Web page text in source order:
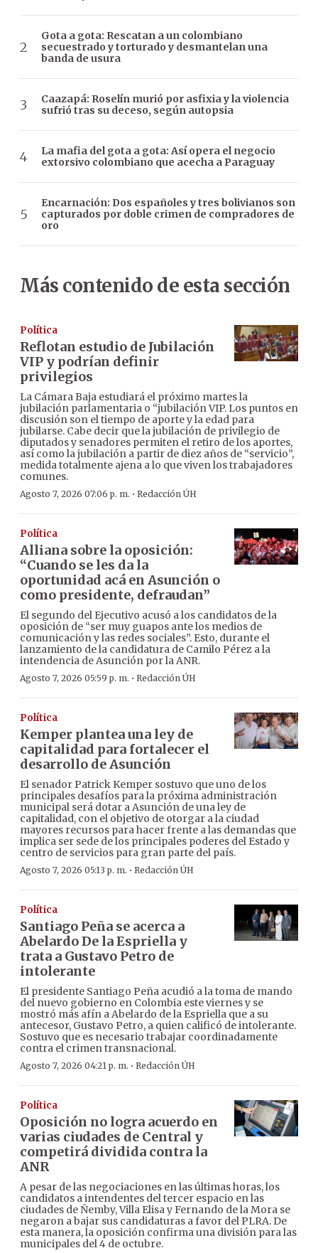
Gota a gota: Rescatan a un colombiano
secuestrado y torturado y desmantelan una
banda de usura
Caazapá: Roselín murió por asfixia y la violencia
sufrió tras su deceso, según autopsia
La mafia del gota a gota: Así opera el negocio
extorsivo colombiano que acecha a Paraguay
Encarnación: Dos españoles y tres bolivianos son
capturados por doble crimen de compradores de
oro
Más contenido de esta sección
Política
Reflotan estudio de Jubilación
VIP y podrían definir
privilegios
La Cámara Baja estudiará el próximo martes la
jubilación parlamentaria o “jubilación VIP. Los puntos en
discusión son el tiempo de aporte y la edad para
jubilarse. Cabe decir que la jubilación de privilegio de
diputados y senadores permiten el retiro de los aportes,
así como la jubilación a partir de diez años de “servicio”,
medida totalmente ajena a lo que viven los trabajadores
comunes.
Agosto 7, 2026 07:06 p. m. · Redacción ÚH
Política
Alliana sobre la oposición:
“Cuando se les da la
oportunidad acá en Asunción o
como presidente, defraudan”
El segundo del Ejecutivo acusó a los candidatos de la
oposición de “ser muy guapos ante los medios de
comunicación y las redes sociales”. Esto, durante el
lanzamiento de la candidatura de Camilo Pérez a la
intendencia de Asunción por la ANR.
Agosto 7, 2026 05:59 p. m. · Redacción ÚH
Política
Kemper plantea una ley de
capitalidad para fortalecer el
desarrollo de Asunción
El senador Patrick Kemper sostuvo que uno de los
principales desafíos para la próxima administración
municipal será dotar a Asunción de una ley de
capitalidad, con el objetivo de otorgar a la ciudad
mayores recursos para hacer frente a las demandas que
implica ser sede de los principales poderes del Estado y
centro de servicios para gran parte del país.
Agosto 7, 2026 05:13 p. m. · Redacción ÚH
Política
Santiago Peña se acerca a
Abelardo De la Espriella y
trata a Gustavo Petro de
intolerante
El presidente Santiago Peña acudió a la toma de mando
del nuevo gobierno en Colombia este viernes y se
mostró más afín a Abelardo de la Espriella que a su
antecesor, Gustavo Petro, a quien calificó de intolerante.
Sostuvo que es necesario trabajar coordinadamente
contra el crimen transnacional.
Agosto 7, 2026 04:21 p. m. · Redacción ÚH
Política
Oposición no logra acuerdo en
varias ciudades de Central y
competirá dividida contra la
ANR
A pesar de las negociaciones en las últimas horas, los
candidatos a intendentes del tercer espacio en las
ciudades de Ñemby, Villa Elisa y Fernando de la Mora se
negaron a bajar sus candidaturas a favor del PLRA. De
esta manera, la oposición confirma una división para las
municipales del 4 de octubre.